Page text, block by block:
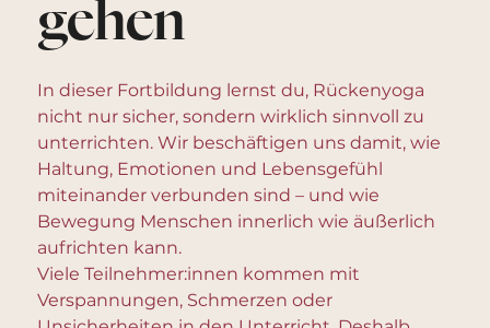
gehen
In dieser Fortbildung lernst du, Rückenyoga
nicht nur sicher, sondern wirklich sinnvoll zu
unterrichten. Wir beschäftigen uns damit, wie
Haltung, Emotionen und Lebensgefühl
miteinander verbunden sind – und wie
Bewegung Menschen innerlich wie äußerlich
aufrichten kann.
Viele Teilnehmer:innen kommen mit
Verspannungen, Schmerzen oder